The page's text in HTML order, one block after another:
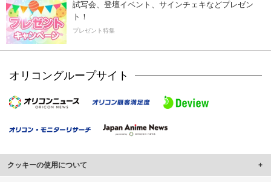
試写会、登壇イベント、サインチェキなどプレゼン
ト！
プレゼント特集
オリコングループサイト
クッキーの使用について